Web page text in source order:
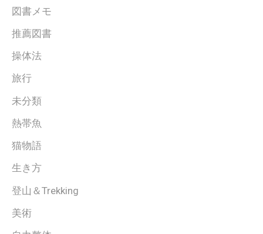
図書メモ
推薦図書
操体法
旅行
未分類
熱帯魚
猫物語
生き方
登山＆Trekking
美術